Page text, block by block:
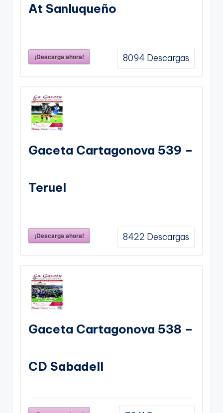
At Sanluqueño
¡Descarga ahora! 8094 Descargas
Gaceta Cartagonova 539 –
Teruel
¡Descarga ahora! 8422 Descargas
Gaceta Cartagonova 538 –
CD Sabadell